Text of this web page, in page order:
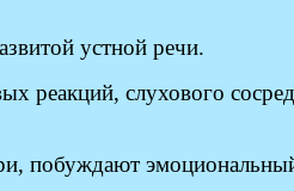
устной речи.
реакций, слухового
побуждают